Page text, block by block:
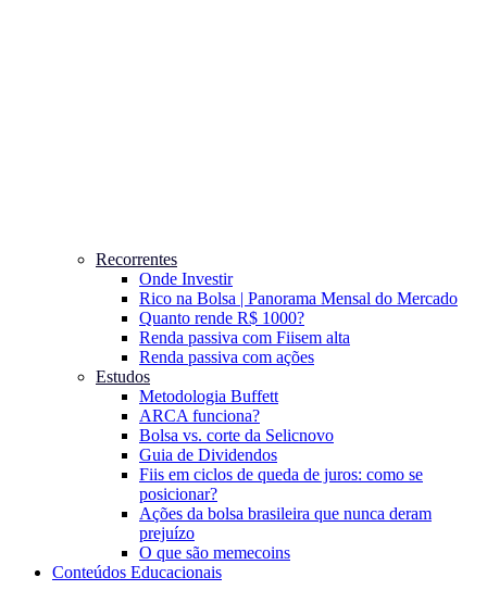
Recorrentes
Onde Investir
Rico na Bolsa | Panorama Mensal do Mercado
Quanto rende R$ 1000?
Renda passiva com Fiisem alta
Renda passiva com ações
Estudos
Metodologia Buffett
ARCA funciona?
Bolsa vs. corte da Selicnovo
Guia de Dividendos
Fiis em ciclos de queda de juros: como se
posicionar?
Ações da bolsa brasileira que nunca deram
prejuízo
O que são memecoins
Conteúdos Educacionais